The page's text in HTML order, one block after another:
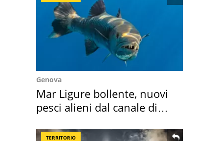
Genova
Mar Ligure bollente, nuovi
pesci alieni dal canale di
TERRITORIO